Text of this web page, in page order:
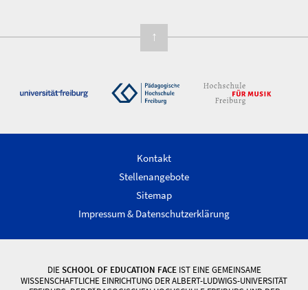
↑
Kontakt
Stellenangebote
Sitemap
Impressum & Datenschutzerklärung
DIE SCHOOL OF EDUCATION FACEIST EINE GEMEINSAME
WISSENSCHAFTLICHE EINRICHTUNG DER ALBERT-LUDWIGS-UNIVERSITÄT